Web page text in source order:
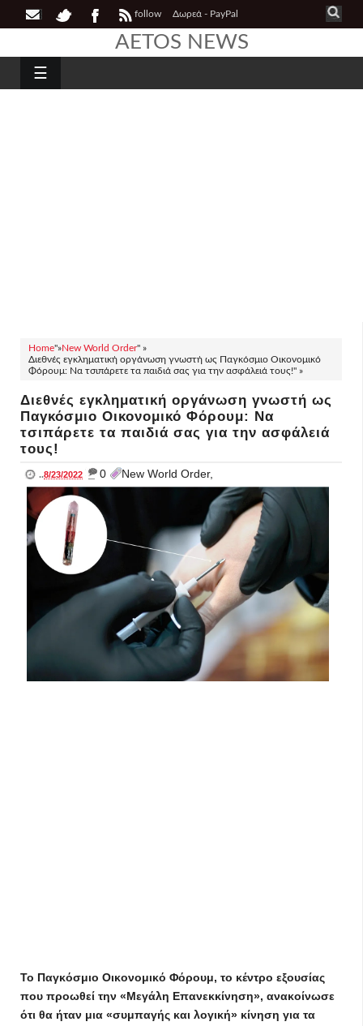
follow Δωρεά - PayPal
AETOS NEWS
☰
Home"»New World Order" »
Διεθνές εγκληματική οργάνωση γνωστή ως Παγκόσμιο Οικονομικό
Φόρουμ: Nα τσιπάρετε τα παιδιά σας για την ασφάλειά τους!" »
Διεθνές εγκληματική οργάνωση γνωστή ως
Παγκόσμιο Οικονομικό Φόρουμ: Nα
τσιπάρετε τα παιδιά σας για την ασφάλειά
τους!
..8/23/2022 _ 0 New World Order,
Το Παγκόσμιο Οικονομικό Φόρουμ, το κέντρο εξουσίας
που προωθεί την «Μεγάλη Επανεκκίνηση», ανακοίνωσε
ότι θα ήταν μια «συμπαγής και λογική» κίνηση για τα